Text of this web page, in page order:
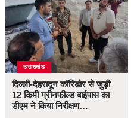
उत्तराखंड
दिल्ली-देहरादून कॉरिडोर से जुड़ी
12 किमी ग्रीनफील्ड बाईपास का
डीएम ने किया निरीक्षण…